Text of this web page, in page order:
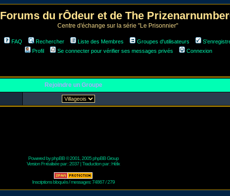
Forums du rÔdeur et de The
Centre d'échange sur la série "Le Prisonnier"
FAQ Rechercher Liste des Membres Groupes d'utilisateurs
Profil
Se connecter pour vérifier ses messages privés Connexion
Rejoindre un Groupe
Powered byphpBB© 2001, 2005 phpBB Group
Version Fr réalisée par :2037 | Traduction par :Hélix
Inscriptions bloqués / messages: 74867 / 279